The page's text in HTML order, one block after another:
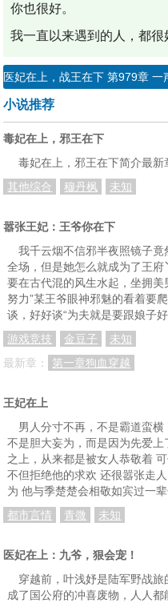
你也很好。
我一直以来遇到的人，都很
医妃在上，战王在下 第979章 一
小说推荐
毒妃在上，邪王在下
毒妃在上，邪王在下简介最新
其他综合
穆丹枫 未知
嚣张王妃：王爷你在下
我千云烟不信邪半夜照镜子
全场，但是她怎么就成为了王
要在古代混的风生水起，坐拥
努力”某王爷眼神邪魅的看着要
谈，好好谈“为夫就是要跟娘子
游戏竞技
金豆子
未知
最新章：
第一章狗血穿越
王妃在上
男人分寸不再，不是霸道蛮横
不是胆大妄为，而是因为先爱
之上，从来都是被女人恭敬着
不但拒绝他的求欢 还很嚣张走
为 他与季楚楚会相敬如宾过一
都市言情
青微 未知
医妃在上：九爷，狠会宠！
穿越前，叶浅妤是陆军野战旅
成了国公府的冲喜废物，人人